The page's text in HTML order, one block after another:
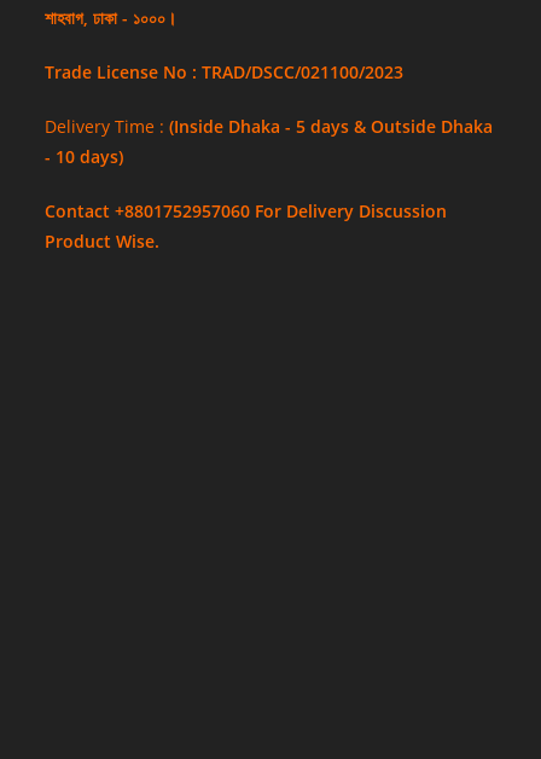
শাহবাগ, ঢাকা - ১০০০।
Trade License No : TRAD/DSCC/021100/2023
Delivery Time :(Inside Dhaka - 5 days & Outside Dhaka
- 10 days)
Contact +8801752957060 For Delivery Discussion
Product Wise.